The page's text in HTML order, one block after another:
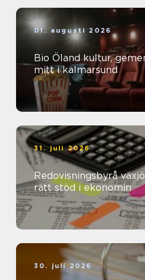
01. augusti 2026
Bio Öland kultur, gemenskap och film
mitt i kalmarsund
31. juli 2026
Redovisningsbyrå växjö så hittar företag
rätt stöd i ekonomin
30. juli 2026